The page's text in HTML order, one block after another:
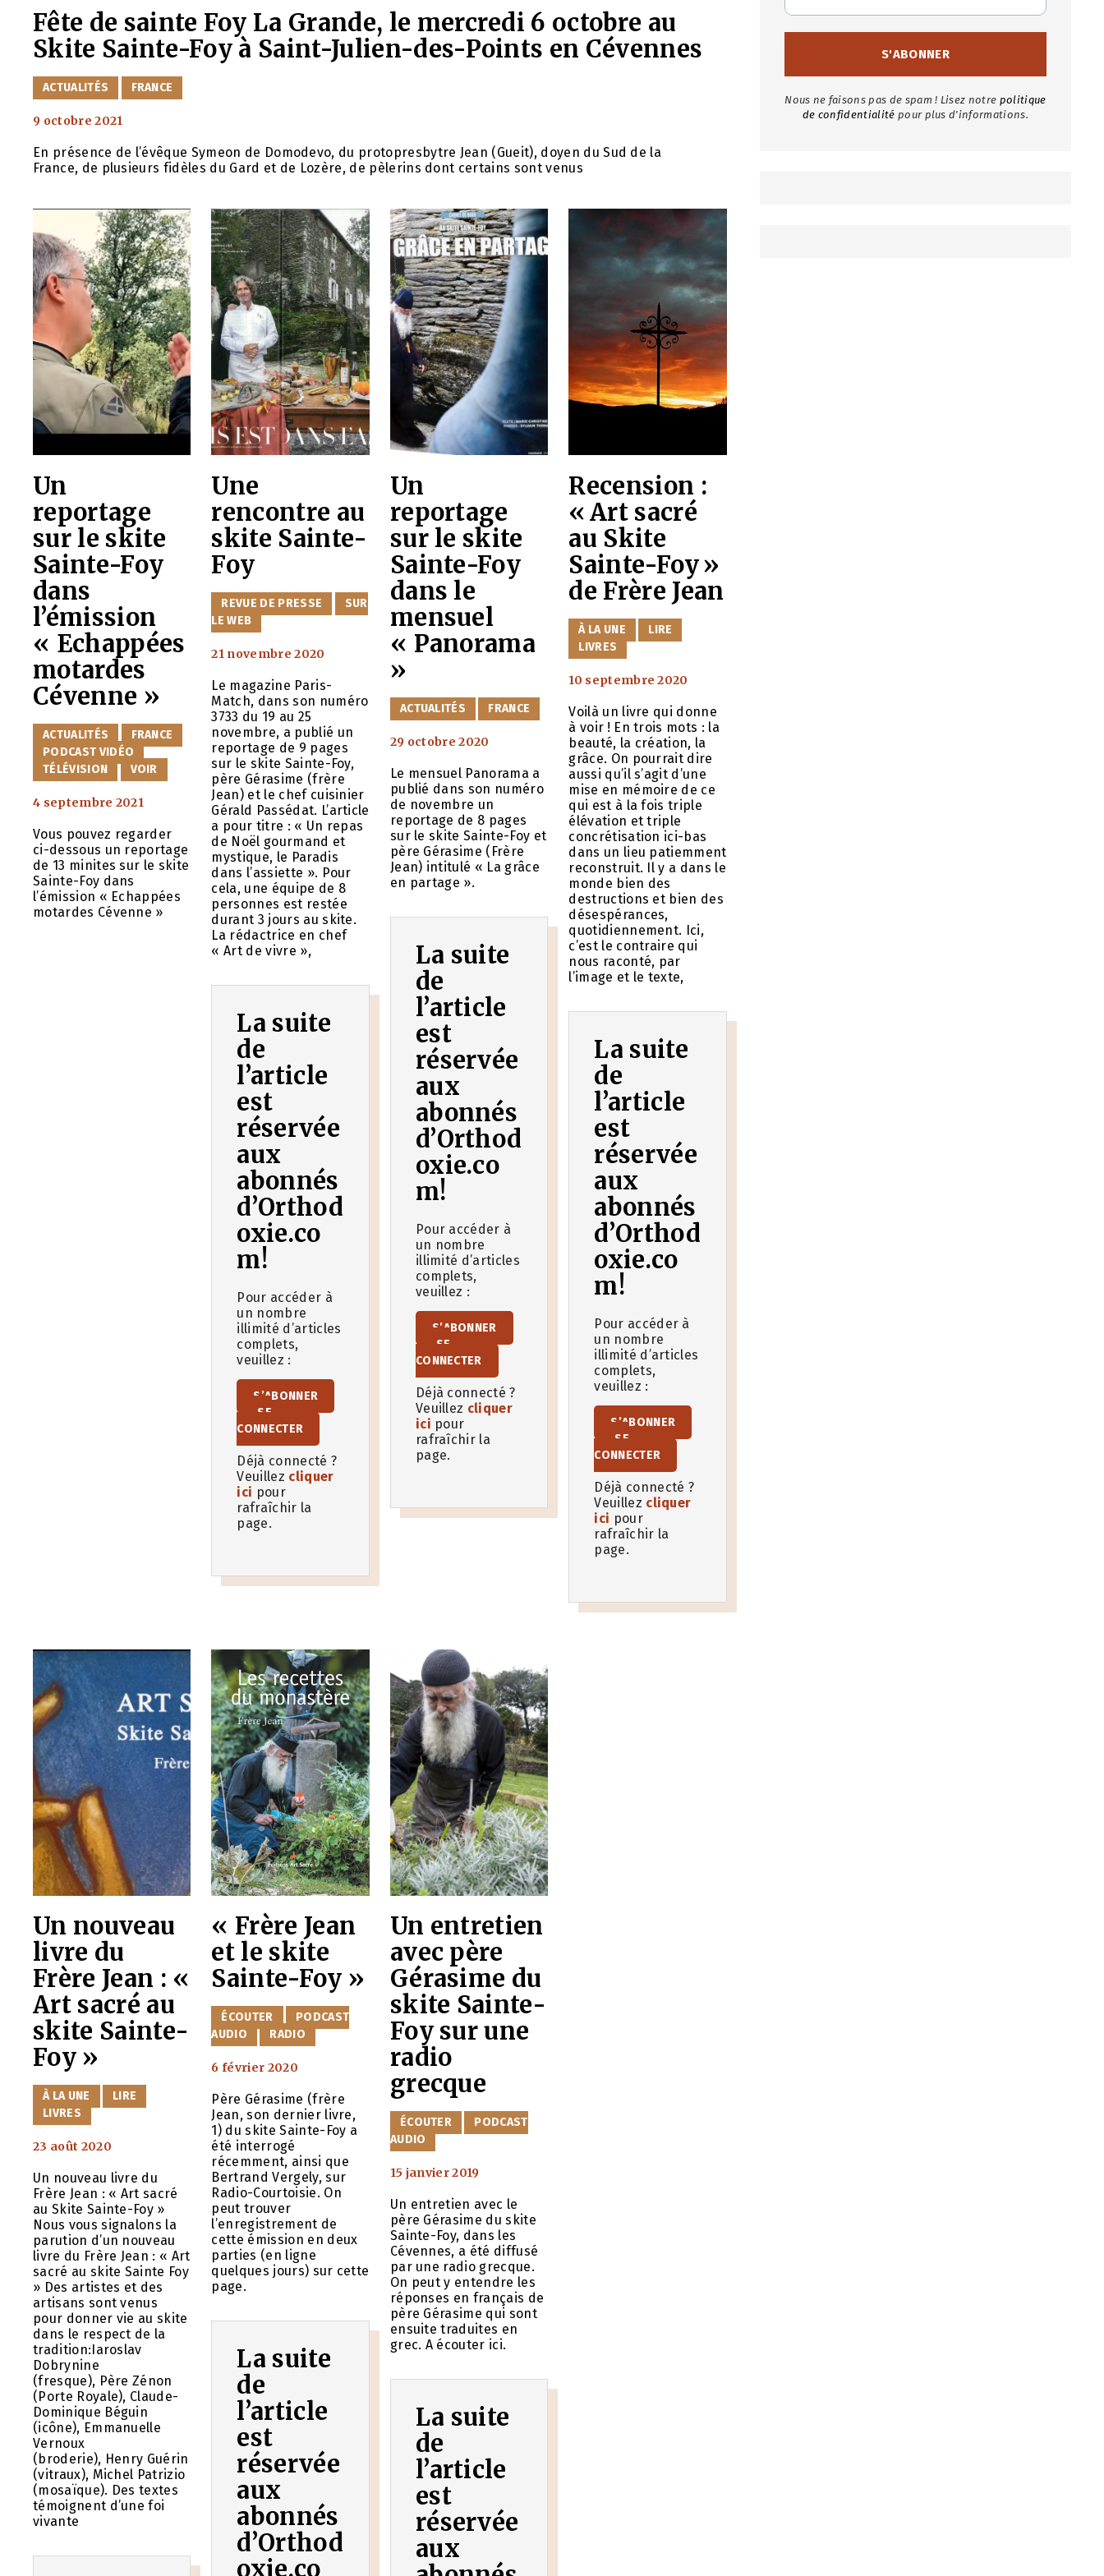
Fête de sainte Foy La Grande, le mercredi 6 octobre au
Skite Sainte-Foy à Saint-Julien-des-Points en Cévennes
CATÉGORIES
ACTUALITÉS FRANCE
9 octobre 2021
En présence de l’évêque Symeon de Domodevo, du protopresbytre Jean (Gueit), doyen du Sud de la
France, de plusieurs fidèles du Gard et de Lozère, de pèlerins dont certains sont venus
Un
reportage
sur le skite
Sainte-Foy
dans
l’émission
« Echappées
motardes
Cévenne »
CATÉGORIES
ACTUALITÉS
FRANCE
PODCAST VIDÉO
TÉLÉVISION
VOIR
4 septembre 2021
Vous pouvez regarder
ci-dessous un reportage
de 13 minites sur le skite
Sainte-Foy dans
l’émission « Echappées
motardes Cévenne »
Une
rencontre au
skite Sainte-
Foy
CATÉGORIES
REVUE DE PRESSE
SUR
LE WEB
21 novembre 2020
Le magazine Paris-
Match, dans son numéro
3733 du 19 au 25
novembre, a publié un
reportage de 9 pages
sur le skite Sainte-Foy,
père Gérasime (frère
Jean) et le chef cuisinier
Gérald Passédat. L’article
a pour titre : « Un repas
de Noël gourmand et
mystique, le Paradis
dans l’assiette ». Pour
cela, une équipe de 8
personnes est restée
durant 3 jours au skite.
La rédactrice en chef
« Art de vivre »,
La suite
de
l’article
est
réservée
aux
abonnés
d’Orthod
oxie.co
m!
Pour accéder à
un nombre
illimité d’articles
complets,
veuillez :
S’ABONNER
SE
CONNECTER
Déjà connecté ?
Veuillez cliquer
ici pour
rafraîchir la
page.
Un
reportage
sur le skite
Sainte-Foy
dans le
mensuel
« Panorama
»
CATÉGORIES
ACTUALITÉS FRANCE
29 octobre 2020
Le mensuel Panorama a
publié dans son numéro
de novembre un
reportage de 8 pages
sur le skite Sainte-Foy et
père Gérasime (Frère
Jean) intitulé « La grâce
en partage ».
La suite
de
l’article
est
réservée
aux
abonnés
d’Orthod
oxie.co
m!
Pour accéder à
un nombre
illimité d’articles
complets,
veuillez :
S’ABONNER
SE
CONNECTER
Déjà connecté ?
Veuillez cliquer
ici pour
rafraîchir la
page.
Recension :
« Art sacré
au Skite
Sainte-Foy »
de Frère Jean
CATÉGORIES
À LA UNE
LIRE
LIVRES
10 septembre 2020
Voilà un livre qui donne
à voir ! En trois mots : la
beauté, la création, la
grâce. On pourrait dire
aussi qu’il s’agit d’une
mise en mémoire de ce
qui est à la fois triple
élévation et triple
concrétisation ici-bas
dans un lieu patiemment
reconstruit. Il y a dans le
monde bien des
destructions et bien des
désespérances,
quotidiennement. Ici,
c’est le contraire qui
nous raconté, par
l’image et le texte,
La suite
de
l’article
est
réservée
aux
abonnés
d’Orthod
oxie.co
m!
Pour accéder à
un nombre
illimité d’articles
complets,
veuillez :
S’ABONNER
SE
CONNECTER
Déjà connecté ?
Veuillez cliquer
ici pour
rafraîchir la
page.
Un nouveau
livre du
Frère Jean : «
Art sacré au
skite Sainte-
Foy »
CATÉGORIES
À LA UNE
LIRE
LIVRES
23 août 2020
Un nouveau livre du
Frère Jean : « Art sacré
au Skite Sainte-Foy »
Nous vous signalons la
parution d’un nouveau
livre du Frère Jean : « Art
sacré au skite Sainte Foy
» Des artistes et des
artisans sont venus
pour donner vie au skite
dans le respect de la
tradition:Iaroslav
Dobrynine
(fresque), Père Zénon
(Porte Royale), Claude-
Dominique Béguin
(icône), Emmanuelle
Vernoux
(broderie), Henry Guérin
(vitraux), Michel Patrizio
(mosaïque). Des textes
témoignent d’une foi
vivante
« Frère Jean
et le skite
Sainte-Foy »
CATÉGORIES
ÉCOUTER
PODCAST
AUDIO
RADIO
6 février 2020
Père Gérasime (frère
Jean, son dernier livre,
1) du skite Sainte-Foy a
été interrogé
récemment, ainsi que
Bertrand Vergely, sur
Radio-Courtoisie. On
peut trouver
l’enregistrement de
cette émission en deux
parties (en ligne
quelques jours) sur cette
page.
La suite
de
l’article
est
réservée
aux
abonnés
d’Orthod
oxie.co
Un entretien
avec père
Gérasime du
skite Sainte-
Foy sur une
radio
grecque
CATÉGORIES
ÉCOUTER
PODCAST
AUDIO
15 janvier 2019
Un entretien avec le
père Gérasime du skite
Sainte-Foy, dans les
Cévennes, a été diffusé
par une radio grecque.
On peut y entendre les
réponses en français de
père Gérasime qui sont
ensuite traduites en
grec. A écouter ici.
La suite
de
l’article
est
réservée
aux
Nous ne faisons pas de spam ! Lisez notre politique
de confidentialité pour plus d'informations.